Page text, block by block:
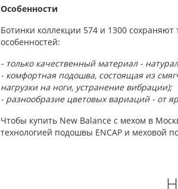
Особенности
Ботинки коллекции 574 и 1300 сохраняют
особенностей:
- только качественный материал -
- комфортная подошва, состоящая из
нагрузки на ноги, устранение вибрации);
- разнообразие цветовых вариаций - от
Чтобы купить New Balance с мехом в
технологией подошвы ENCAP и меховой